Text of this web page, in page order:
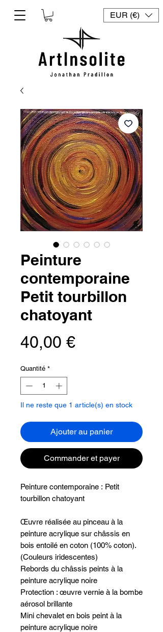
EUR (€)
Peinture
contemporaine
Petit tourbillon
chatoyant
40,00 €Prix
Quantité *
Il ne reste que 1 article(s) en stock
Ajouter au panier
Commander et payer
Peinture contemporaine : Petit
tourbillon chatoyant
Œuvre réalisée au pinceau à la
peinture acrylique sur châssis en
bois entoilé en coton (100% coton).
(Couleurs iridescentes)
Rebords du châssis peints à la
peinture acrylique noire
Protection : œuvre vernie à la bombe
aérosol brillante
Mini chevalet en bois peint à la
peinture acrylique noire